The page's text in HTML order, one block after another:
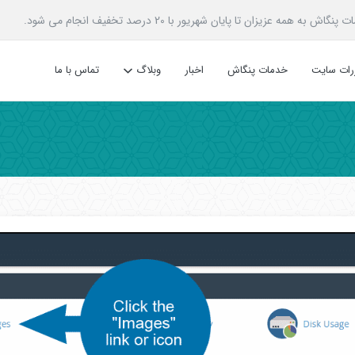
تا پایان شهریور با 20 درصد تخفیف انجام می شود.
سایت خدمات پنگاش اخبار وبلاگ تماس با ما